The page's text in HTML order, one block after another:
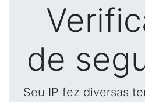
de
Seu IP fez diversas